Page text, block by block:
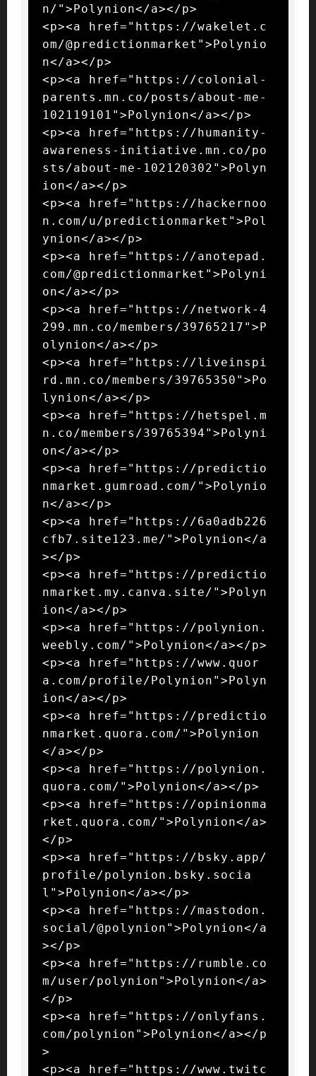
n/">Polynion</a></p>
<p><a href="https://wakelet.c
om/@predictionmarket">Polynio
n</a></p>
<p><a href="https://colonial-
parents.mn.co/posts/about-me-
102119101">Polynion</a></p>
<p><a href="https://humanity-
awareness-initiative.mn.co/po
sts/about-me-102120302">Polyn
ion</a></p>
<p><a href="https://hackernoo
n.com/u/predictionmarket">Pol
ynion</a></p>
<p><a href="https://anotepad.
com/@predictionmarket">Polyni
on</a></p>
<p><a href="https://network-4
299.mn.co/members/39765217">P
olynion</a></p>
<p><a href="https://liveinspi
rd.mn.co/members/39765350">Po
lynion</a></p>
<p><a href="https://hetspel.m
n.co/members/39765394">Polyni
on</a></p>
<p><a href="https://predictio
nmarket.gumroad.com/">Polynio
n</a></p>
<p><a href="https://6a0adb226
cfb7.site123.me/">Polynion</a
></p>
<p><a href="https://predictio
nmarket.my.canva.site/">Polyn
ion</a></p>
<p><a href="https://polynion.
weebly.com/">Polynion</a></p>
<p><a href="https://www.quor
a.com/profile/Polynion">Polyn
ion</a></p>
<p><a href="https://predictio
nmarket.quora.com/">Polynion
</a></p>
<p><a href="https://polynion.
quora.com/">Polynion</a></p>
<p><a href="https://opinionma
rket.quora.com/">Polynion</a>
</p>
<p><a href="https://bsky.app/
profile/polynion.bsky.socia
l">Polynion</a></p>
<p><a href="https://mastodon.
social/@polynion">Polynion</a
></p>
<p><a href="https://rumble.co
m/user/polynion">Polynion</a>
</p>
<p><a href="https://onlyfans.
com/polynion">Polynion</a></p
>
<p><a href="https://www.twitc